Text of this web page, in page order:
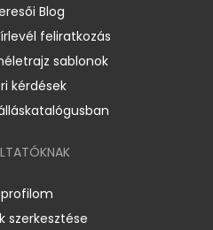
Blog
feliratkozás
sablonok
kérdések
szerkesztése